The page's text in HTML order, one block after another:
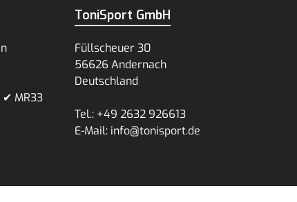
MR33
ToniSport GmbH
Füllscheuer 30
56626 Andernach
Deutschland
Tel.: +49 2632 926613
E-Mail: info@tonisport.de